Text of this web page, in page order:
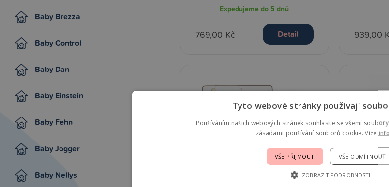
Baby Brezza
Baby Control
Baby Dan
Baby Einstein
Baby Fehn
Baby Jogger
Baby Nellys
Expedujeme do 5 dnů
769,00 Kč Detail 939,00
Tyto webové stránky používají
Používáním našich webových stránek souhlasíte se všemi
zásadami používání souborů cookie.Více
VŠE PŘIJMOUT VŠE ODMÍTNOUT
ZOBRAZIT PODROBNOSTI